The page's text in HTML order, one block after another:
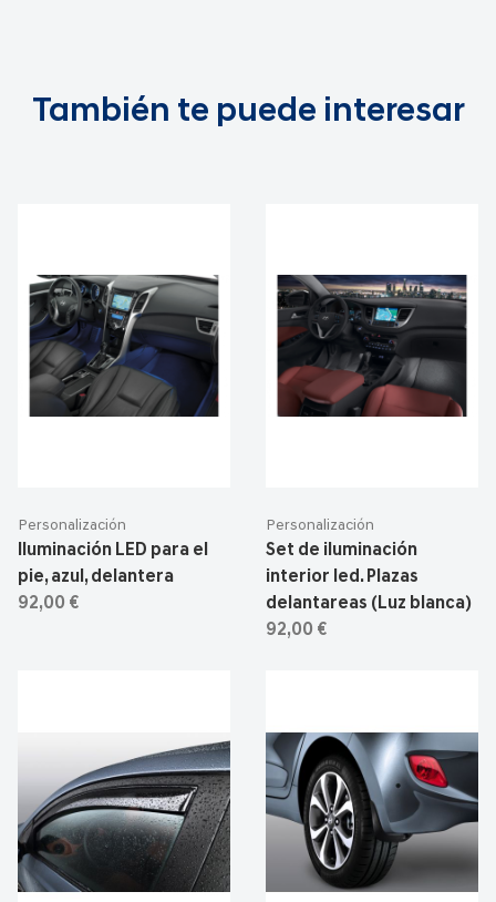
También te puede interesar
Personalización
Iluminación LED para el
pie, azul, delantera
92,00 €
Personalización
Set de iluminación
interior led. Plazas
delantareas (Luz blanca)
92,00 €